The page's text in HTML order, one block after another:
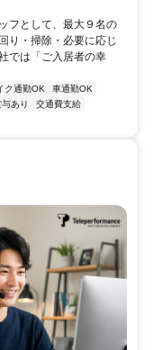
フとして、最大９名の
り・掃除・必要に応じ
では「ご入居者の幸
ク通勤OK
車通勤OK
与あり
交通費支給